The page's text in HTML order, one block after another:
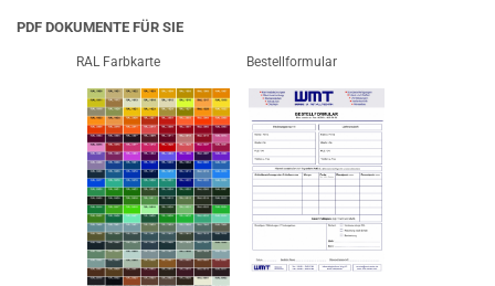
PDF DOKUMENTE FÜR SIE
RAL Farbkarte Bestellformular